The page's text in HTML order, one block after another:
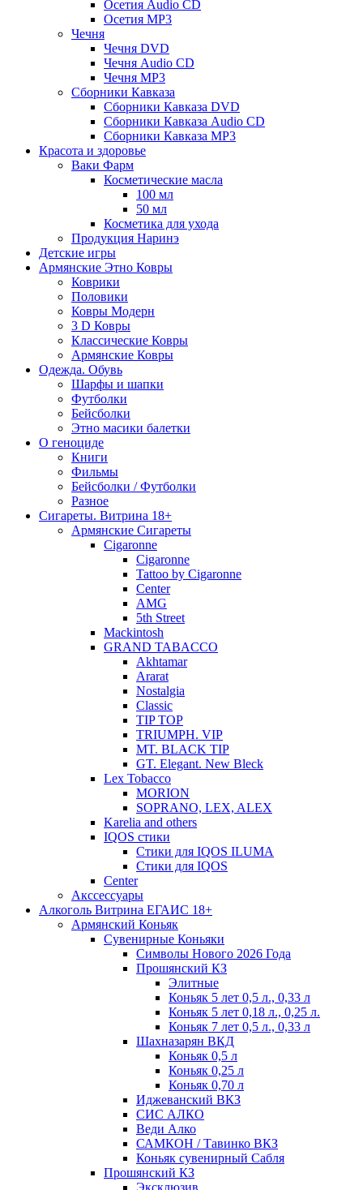
Осетия Audio CD
Осетия MP3
Чечня
Чечня DVD
Чечня Audio CD
Чечня MP3
Сборники Кавказа
Сборники Кавказа DVD
Сборники Кавказа Audio CD
Сборники Кавказа MP3
Красота и здоровье
Ваки Фарм
Косметические масла
100 мл
50 мл
Косметика для ухода
Продукция Наринэ
Детские игры
Армянские Этно Ковры
Коврики
Половики
Ковры Модерн
3 D Ковры
Классические Ковры
Армянские Ковры
Одежда. Обувь
Шарфы и шапки
Футболки
Бейсболки
Этно масики балетки
О геноциде
Книги
Фильмы
Бейсболки / Футболки
Разное
Сигареты. Витрина 18+
Армянские Сигареты
Cigaronne
Cigaronne
Tattoo by Cigaronne
Center
AMG
5th Street
Mackintosh
GRAND TABACCO
Akhtamar
Ararat
Nostalgia
Classic
TIP TOP
TRIUMPH. VIP
MT. BLACK TIP
GT. Elegant. New Bleck
Lex Tobacco
MORION
SOPRANO, LEX, ALEX
Karelia and others
IQOS стики
Стики для IQOS ILUMA
Стики для IQOS
Сenter
Акссессуары
Алкоголь Витрина ЕГАИС 18+
Армянский Коньяк
Сувенирные Коньяки
Символы Нового 2026 Года
Прошянский КЗ
Элитные
Коньяк 5 лет 0,5 л., 0,33 л
Коньяк 5 лет 0,18 л., 0,25 л.
Коньяк 7 лет 0,5 л., 0,33 л
Шахназарян ВКД
Коньяк 0,5 л
Коньяк 0,25 л
Коньяк 0,70 л
Иджеванский ВКЗ
СИС АЛКО
Веди Алко
САМКОН / Тавинко ВКЗ
Коньяк сувенирный Сабля
Прошянский КЗ
Эксклюзив